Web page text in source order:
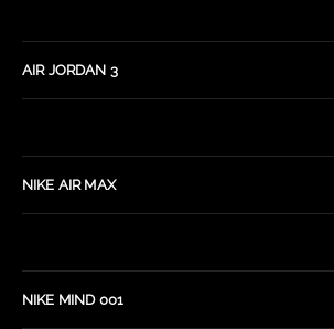
AIR JORDAN 3
NIKE AIR MAX
NIKE MIND 001